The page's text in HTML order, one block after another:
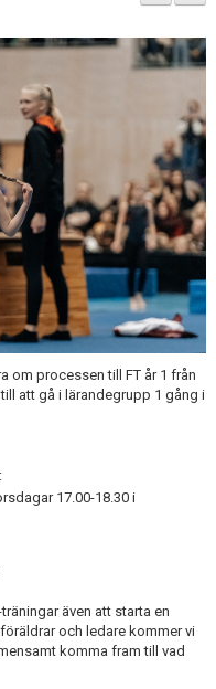
om processen till FT år 1 från
att gå i lärandegrupp 1 gång i
17.00-18.30 i
även att starta en
och ledare kommer vi
komma fram till vad